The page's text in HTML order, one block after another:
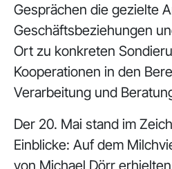
Gesprächen die gezielte
Geschäftsbeziehungen
Ort zu konkreten
Kooperationen in den
Verarbeitung und
Der 20. Mai stand im
Einblicke: Auf dem
von Michael Dörr